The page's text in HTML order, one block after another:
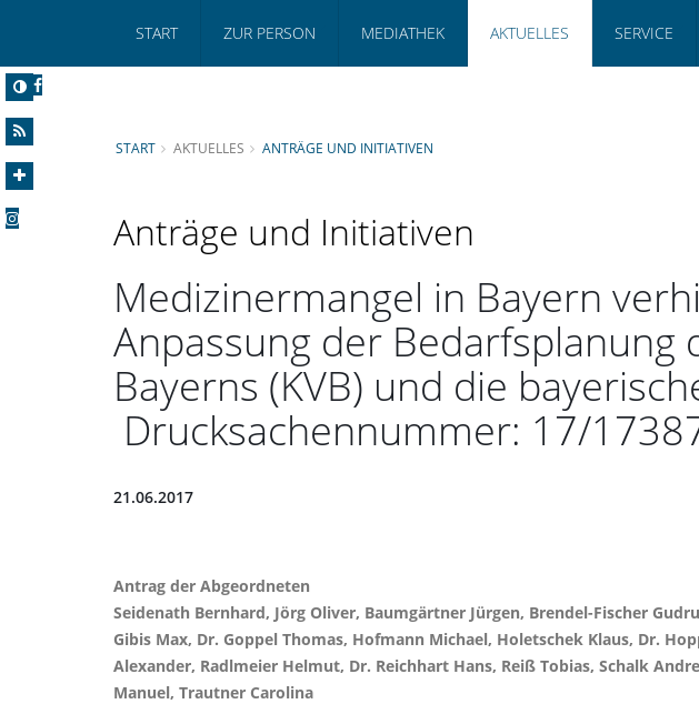
START ZUR PERSON MEDIATHEK AKTUELLES SERVICE
START AKTUELLES ANTRÄGE UND INITIATIVEN
Anträge und Initiativen
Medizinermangel in Bayern
Anpassung der Bedarfsplanung
Bayerns (KVB) und die
Drucksachennummer: 17/
21.06.2017
Antrag der Abgeordneten
Seidenath Bernhard, Jörg Oliver, Baumgärtner Jürgen, Brendel-Fischer
Gibis Max, Dr. Goppel Thomas, Hofmann Michael, Holetschek Klaus, Dr.
Alexander, Radlmeier Helmut, Dr. Reichhart Hans, Reiß Tobias, Schalk
Manuel, Trautner Carolina